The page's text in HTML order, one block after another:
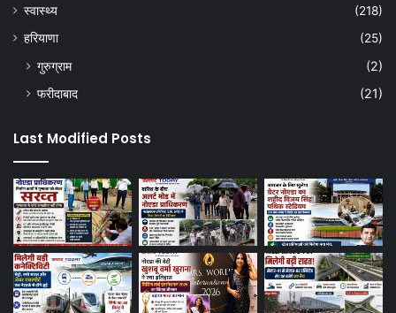
स्वास्थ्य
(218)
हरियाणा
(25)
गुरुग्राम
(2)
फरीदाबाद
(21)
Last Modified Posts